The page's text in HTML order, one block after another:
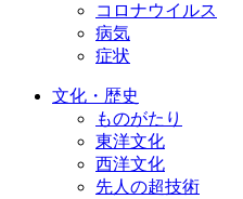
コロナウイルス
病気
症状
文化・歴史
ものがたり
東洋文化
西洋文化
先人の超技術